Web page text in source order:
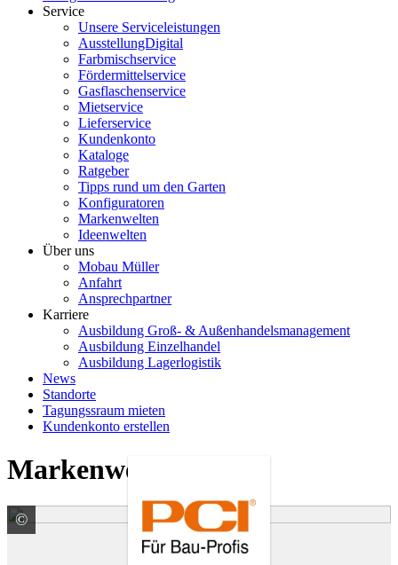
Service
Unsere Serviceleistungen
AusstellungDigital
Farbmischservice
Fördermittelservice
Gasflaschenservice
Mietservice
Lieferservice
Kundenkonto
Kataloge
Ratgeber
Tipps rund um den Garten
Konfiguratoren
Markenwelten
Ideenwelten
Über uns
Mobau Müller
Anfahrt
Ansprechpartner
Karriere
Ausbildung Groß- & Außenhandelsmanagement
Ausbildung Einzelhandel
Ausbildung Lagerlogistik
News
Standorte
Tagungssraum mieten
Kundenkonto erstellen
Markenwelten
© PCI Augsburg GmbH